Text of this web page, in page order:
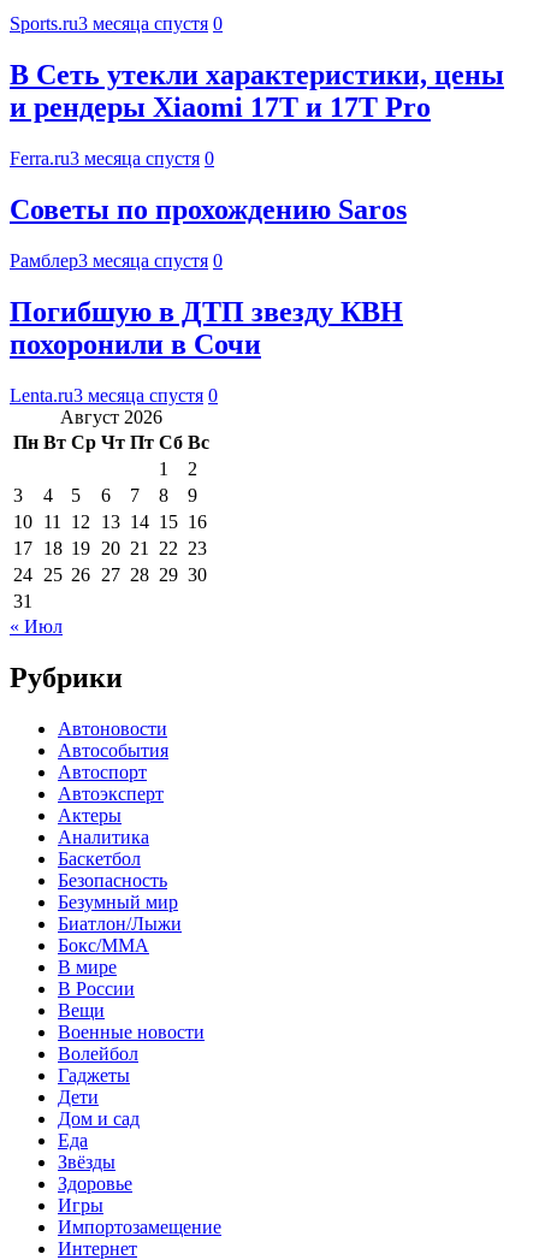
Sports.ru3 месяца спустя 0
В Сеть утекли характеристики, цены
и рендеры Xiaomi 17T и 17T Pro
Ferra.ru3 месяца спустя 0
Советы по прохождению Saros
Рамблер3 месяца спустя 0
Погибшую в ДТП звезду КВН
похоронили в Сочи
Lenta.ru3 месяца спустя 0
Август 2026
Пн Вт Ср Чт Пт Сб Вс
1
2
3
4 5 6 7 8
9
10 11 12 13 14 15 16
17 18 19 20 21 22 23
24 25 26 27 28 29 30
31
« Июл
Рубрики
Автоновости
Автособытия
Автоспорт
Автоэксперт
Актеры
Аналитика
Баскетбол
Безопасность
Безумный мир
Биатлон/Лыжи
Бокс/MMA
В мире
В России
Вещи
Военные новости
Волейбол
Гаджеты
Дети
Дом и сад
Еда
Звёзды
Здоровье
Игры
Импортозамещение
Интернет